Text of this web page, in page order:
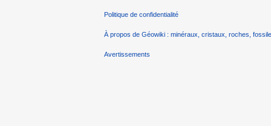
Politique de confidentialité
À propos de Géowiki : minéraux, cristaux, roches,
Avertissements